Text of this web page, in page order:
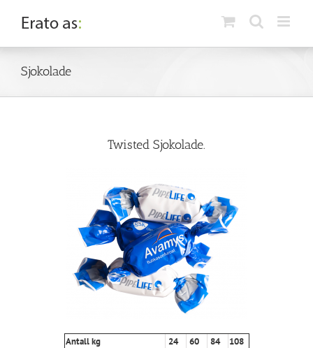
content
Sjokolade
Twisted Sjokolade.
Antall kg 24 60 84
108